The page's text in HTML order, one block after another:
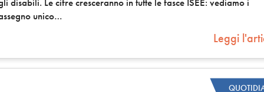
disabili. Le cifre cresceranno in tutte le fasce ISEE: vediamo i
unico
Leggi